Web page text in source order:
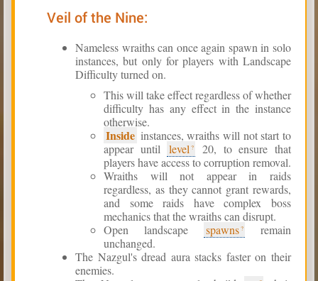
Veil of the Nine:
Nameless wraiths can once again spawn in solo
instances, but only for players with Landscape
Difficulty turned on.
This will take effect regardless of whether
difficulty has any effect in the instance
otherwise.
Inside instances, wraiths will not start to
appear until
level
20, to ensure that
players have access to corruption removal.
Wraiths will not appear in raids
regardless, as they cannot grant rewards,
and some raids have complex boss
mechanics that the wraiths can disrupt.
Open landscape
spawns
remain
unchanged.
The Nazgul's dread aura stacks faster on their
enemies.